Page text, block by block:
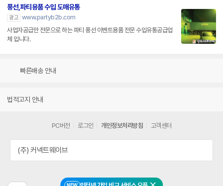
NEW
풍선,파티용품 수입 도매유통
광고 www.partyb2b.com
사업자공급만 전문으로 하는 파티 풍선 이벤트용품 전문 수입유통공급업
체 입니다.
빠른배송 안내
법적고지 안내
PC버전 로그인 개인정보처리방침 고객센터
(주) 커넥트웨이브